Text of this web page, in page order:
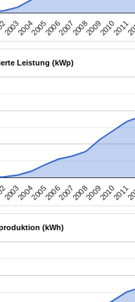
200320042005200620072008200920102011
Leistung (kWp)
200320042005200620072008200920102011
(kWh)